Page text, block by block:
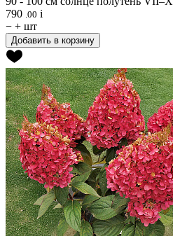
790 .00 i
− + шт
Добавить в корзину